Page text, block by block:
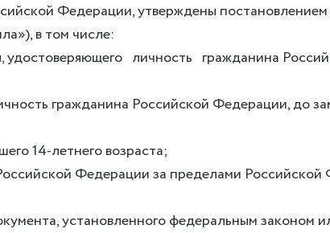
Федерации, утверждены
в том числе:
, удостоверяющего личность гражданина
гражданина Российской Федерации, до
14-летнего возраста;
Федерации за пределами
установленного федеральным законом